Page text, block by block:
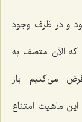
و در ظرف وجود
که الآن متصف به
می‌کنیم باز
ماهیت امتناع